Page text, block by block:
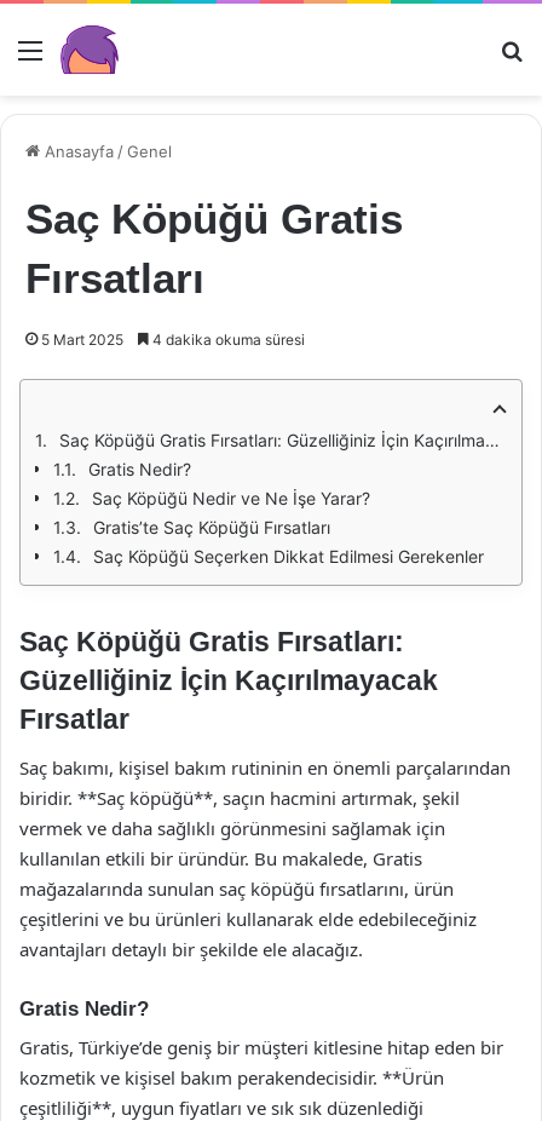
Menü
Anasayfa /Genel
Saç Köpüğü Gratis
Fırsatları
5 Mart 2025 4 dakika okuma süresi
Saç Köpüğü Gratis Fırsatları: Güzelliğiniz İçin Kaçırılmayacak Fırsatlar
Gratis Nedir?
Saç Köpüğü Nedir ve Ne İşe Yarar?
Gratis’te Saç Köpüğü Fırsatları
Saç Köpüğü Seçerken Dikkat Edilmesi Gerekenler
Saç Köpüğü Gratis Fırsatları:
Güzelliğiniz İçin Kaçırılmayacak
Fırsatlar
Saç bakımı, kişisel bakım rutininin en önemli parçalarından
biridir. **Saç köpüğü**, saçın hacmini artırmak, şekil
vermek ve daha sağlıklı görünmesini sağlamak için
kullanılan etkili bir üründür. Bu makalede, Gratis
mağazalarında sunulan saç köpüğü fırsatlarını, ürün
çeşitlerini ve bu ürünleri kullanarak elde edebileceğiniz
avantajları detaylı bir şekilde ele alacağız.
Gratis Nedir?
Gratis, Türkiye’de geniş bir müşteri kitlesine hitap eden bir
kozmetik ve kişisel bakım perakendecisidir. **Ürün
çeşitliliği**, uygun fiyatları ve sık sık düzenlediği